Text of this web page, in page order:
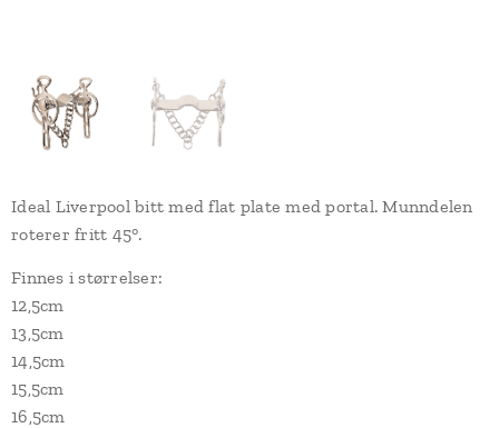
Ideal Liverpool bitt med flat plate med portal. Munndelen
roterer fritt 45°.
Finnes i størrelser:
12,5cm
13,5cm
14,5cm
15,5cm
16,5cm